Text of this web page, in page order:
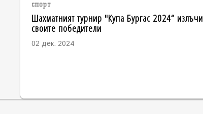
спорт
Шахматният турнир "Купа Бургас 2024“ излъчи
своите победители
02 дек. 2024